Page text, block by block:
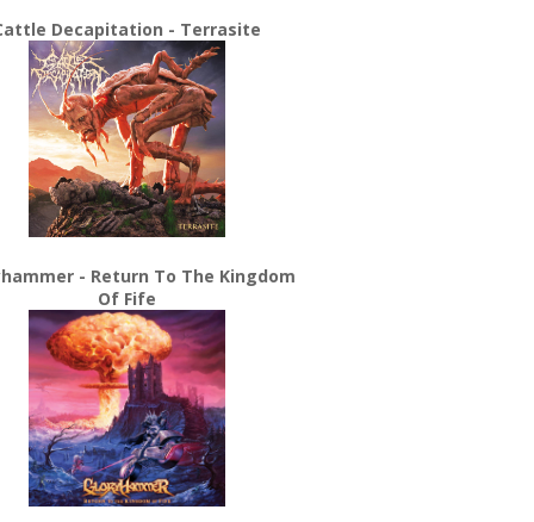
Decapitation - Terrasite
- Return To The Kingdom
Of Fife